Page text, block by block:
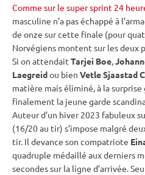
Comme sur le super sprint 24
masculine n’a pas échappé à
de onze sur cette finale (pour
Norvégiens montent sur les deux
Si on attendait Tarjei Boe,
Laegreidou bien Vetle Sjaastad
matière mais éliminé, à la
finalement la jeune garde
Auteur d’un hiver 2023 fabuleux
(16/20 au tir) s’impose malgré
tir. Il devance son compatriote
quadruple médaillé aux derniers
secondes sur la ligne d’arrivée.